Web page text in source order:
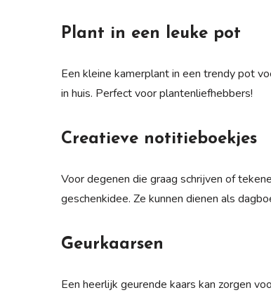
Plant in een leuke pot
Een kleine kamerplant in een trendy pot
in huis. Perfect voor plantenliefhebbers!
Creatieve notitieboekjes
Voor degenen die graag schrijven of
geschenkidee. Ze kunnen dienen als
Geurkaarsen
Een heerlijk geurende kaars kan zorgen